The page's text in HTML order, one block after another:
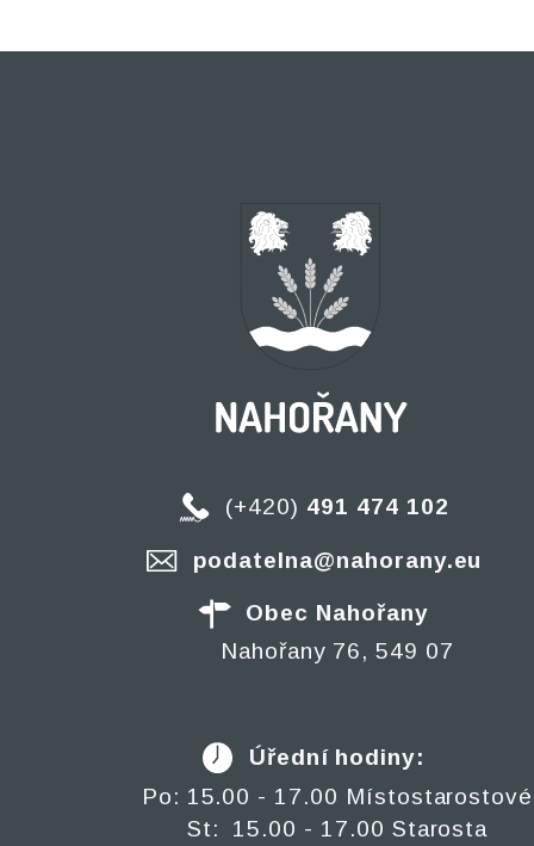
(+420) 491 474 102
podatelna@nahorany.eu
Obec Nahořany
Nahořany 76, 549 07
Úřední hodiny:
Po: 15.00 - 17.00 Místostarostové
St: 15.00 - 17.00 Starosta